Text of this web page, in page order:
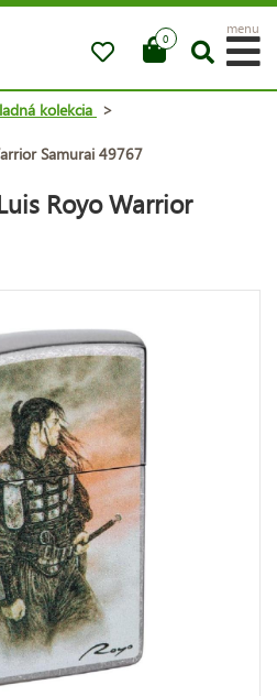
0
menu
kolekcia >
Samurai 49767
Royo Warrior